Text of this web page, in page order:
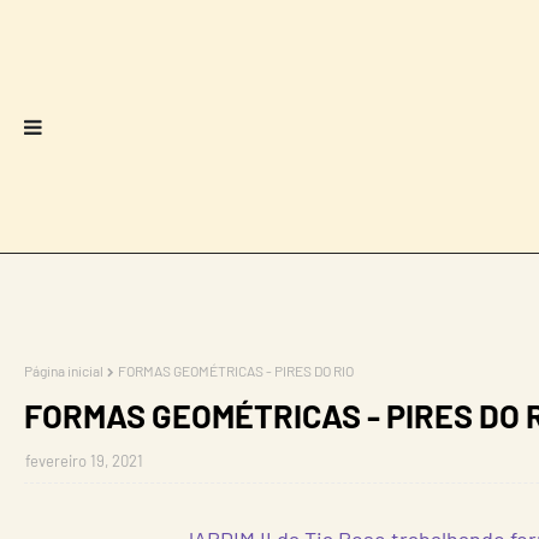
Página inicial FORMAS GEOMÉTRICAS - PIRES DO RIO
FORMAS GEOMÉTRICAS - PIRES DO
fevereiro 19, 2021